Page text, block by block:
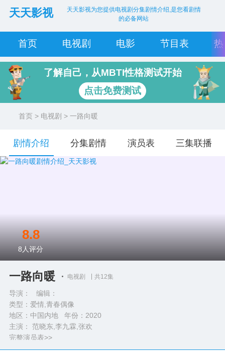
天天影视
天天影视为您提供电视剧分集剧情介绍,是您看剧情
的必备网站
首页 电视剧 电影 节目表
了解自己，从MBTI性格测试开始
点击免费测试
首页 > 电视剧 > 一路向暖
剧情介绍 分集剧情 演员表 三集联播
一路向暖 电视剧 共12集
导演： 编辑：
类型： 爱情,青春偶像
地区：中国内地 年份： 2020
主演： 范晓东,李九霖,张欢
完整演员表>>
8.8
8 人评分